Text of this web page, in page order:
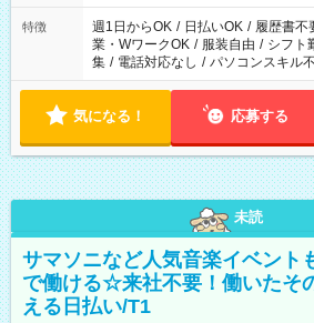
特徴 週1日からOK / 日払いOK / 履歴書不
業・WワークOK / 服装自由 / シフト
集 / 電話対応なし / パソコンスキル
気になる！ 応募する
未読
サマソニなど人気音楽イベント
で働ける☆来社不要！働いたそ
える日払い/T1